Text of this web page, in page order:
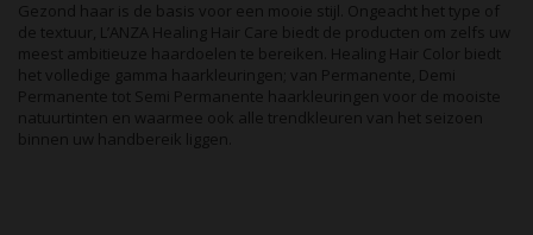
Gezond haar is de basis voor een mooie stijl. Ongeacht het type of
de textuur, L’ANZA Healing Hair Care biedt de producten om zelfs uw
meest ambitieuze haardoelen te bereiken. Healing Hair Color biedt
het volledige gamma haarkleuringen; van Permanente, Demi
Permanente tot Semi Permanente haarkleuringen voor de mooiste
natuurtinten en waarmee ook alle trendkleuren van het seizoen
binnen uw handbereik liggen.